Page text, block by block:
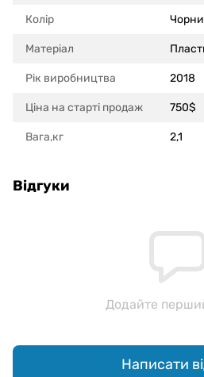
Колір
Матеріал
Рік виробництва 2018
Ціна на старті продаж 750$
Вага,кг 2,1
Відгуки
Додайте
Написати